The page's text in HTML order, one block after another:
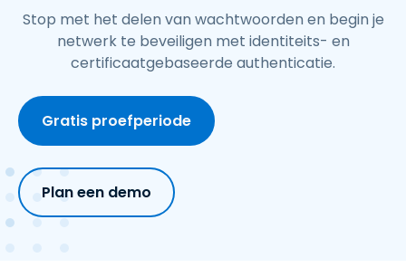
Stop met het delen van wachtwoorden en begin je
netwerk te beveiligen met identiteits- en
certificaatgebaseerde authenticatie.
Gratis proefperiode
Plan een demo